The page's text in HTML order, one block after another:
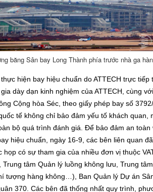
băng Sân bay Long Thành phía trước nhà ga
hiện bay hiệu chuẩn do ATTECH trực
dày dạn kinh nghiệm của ATTECH, cùng
Cộng hòa Séc, theo giấy phép bay số
tế không chỉ bảo đảm yếu tố khách quan,
bộ quá trình đánh giá. Để bảo đảm an toàn
hiệu chuẩn, ngày 16-9, các bên liên quan
họp có sự tham gia của nhiều đơn vị thuộc
Trung tâm Quản lý luồng không lưu, Trung
tượng hàng không…), Ban Quản lý Dự án
370. Các bên đã thống nhất quy trình,